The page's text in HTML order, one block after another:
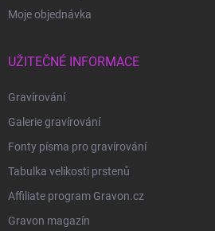
Moje objednávka
UŽITEČNÉ INFORMACE
Gravírování
Galerie gravírování
Fonty písma pro gravírování
Tabulka velikosti prstenů
Affiliate program Gravon.cz
Gravon magazín